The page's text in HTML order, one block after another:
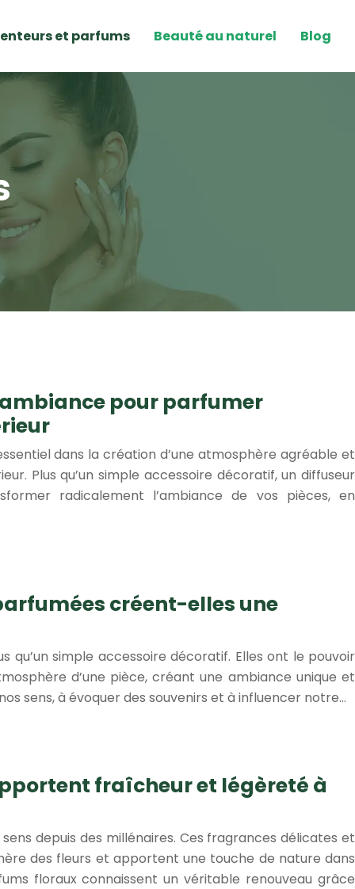
et parfums Beauté au naturel Blog
pour parfumer
dans la création d’une atmosphère agréable et
Plus qu’un simple accessoire décoratif, un diffuseur
radicalement l’ambiance de vos pièces, en
créent-elles une
qu’un simple accessoire décoratif. Elles ont le pouvoir
d’une pièce, créant une ambiance unique et
sens, à évoquer des souvenirs et à influencer notre…
fraîcheur et légèreté à
depuis des millénaires. Ces fragrances délicates et
des fleurs et apportent une touche de nature dans
floraux connaissent un véritable renouveau grâce